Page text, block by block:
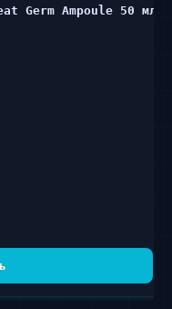
Germ Ampoule 50 мл